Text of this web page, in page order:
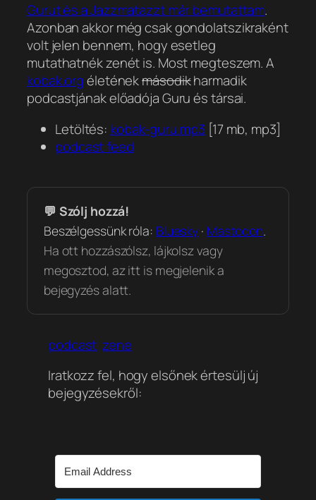
Gurut és a Jazzmatazzt már bemutattam.
Azonban akkor még csak gondolatszikraként
volt jelen bennem, hogy esetleg
mutathatnék zenét is. Most megteszem. A
kobak.orgéleténekmásodikharmadik
podcastjának előadója Guru és társai.
Letöltés: kobak-guru.mp3 [17 mb, mp3]
podcast feed
💬 Szólj hozzá!
Beszélgessünk róla: Bluesky · Mastodon.
Ha ott hozzászólsz, lájkolsz vagy
megosztod, az itt is megjelenik a
bejegyzés alatt.
podcast zene
Iratkozz fel, hogy elsőnek értesülj új
bejegyzésekről: